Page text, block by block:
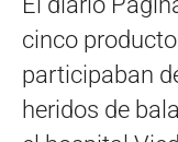
cinco
participaban
heridos de